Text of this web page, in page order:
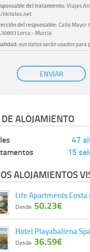
del tratamiento:Viajes
Hoteles.net
del responsable:Calle Mayor
Lorca - Murcia
sus datos serán usados para
sus solicitudes y prestarle
solo le enviaremos
previa, que podrá
su consentimiento previo, que podrá
mediante la casilla
con carácter general,
de nuestra entidad que esté
se comunicarán datos a terceros.
tenemos sobre usted,
tal y como se explica en la
adicional disponible en
web.
complementaria:Puede
adicional y detallada
sus datos en lapolítica de
ENVIAR
ALOJAMIENTO
47
15
ALOJAMIENTOS
Life Apartments
Desde 50.23€
Hotel Playaballena
Desde 36.59€